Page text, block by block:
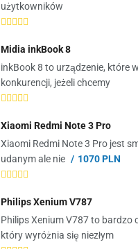
użytkowników
Midia inkBook 8
inkBook 8 to urządzenie, które
konkurencji, jeżeli chcemy
Xiaomi Redmi Note 3 Pro
Xiaomi Redmi Note 3 Pro jest
udanym ale nie
1070 PLN
Philips Xenium V787
Philips Xenium V787 to bardzo
który wyróżnia się niezłym